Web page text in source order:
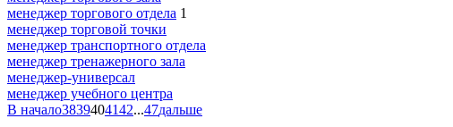
менеджер торгового отдела 1
менеджер торговой точки
менеджер транспортного отдела
менеджер тренажерного зала
менеджер-универсал
менеджер учебного центра
В начало3839404142...47дальше